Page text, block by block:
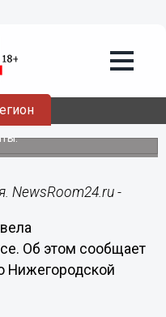
провела
городской
NewsRoom24.ru -
Об этом сообщает
Нижегородской